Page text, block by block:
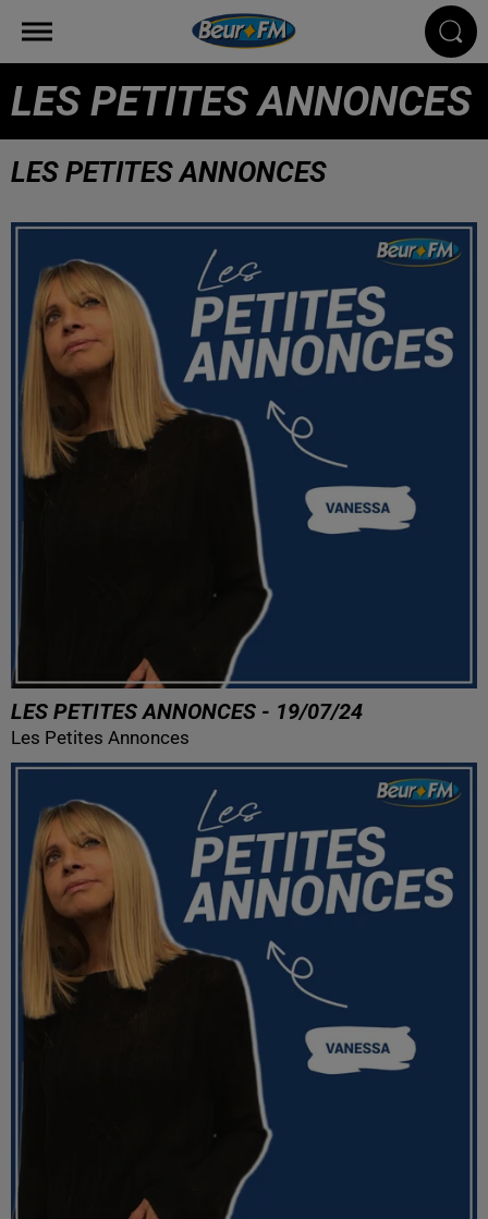
LES PETITES ANNONCES
LES PETITES ANNONCES
LES PETITES ANNONCES - 19/07/24
Les Petites Annonces